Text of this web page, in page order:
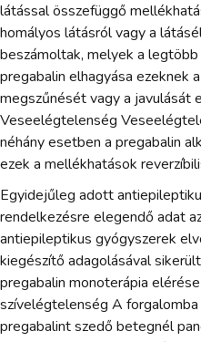
látással összefüggő
homályos látásról vagy a
beszámoltak, melyek a
pregabalin elhagyása ezeknek
megszűnését vagy a javulását
Veseelégtelenség
néhány esetben a pregabalin
ezek a mellékhatások
Egyidejűleg adott
rendelkezésre elegendő adat
antiepileptikus gyógyszerek
kiegészítő adagolásával
pregabalin monoterápia
szívelégtelenség A
pregabalint szedő betegnél